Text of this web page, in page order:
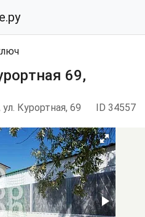
69,
Курортная, 69 ID 34557